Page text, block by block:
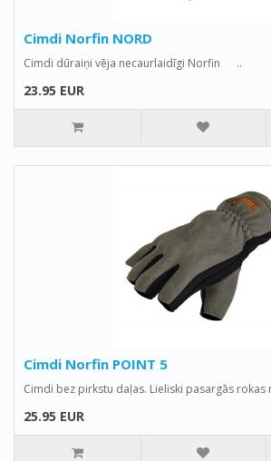
Cimdi Norfin NORD
Cimdi dūraiņi vēja necaurlaidīgi Norfin ..
23.95 EUR
Cimdi Norfin POINT 5
Cimdi bez pirkstu daļas. Lieliski pasargās rokas
25.95 EUR